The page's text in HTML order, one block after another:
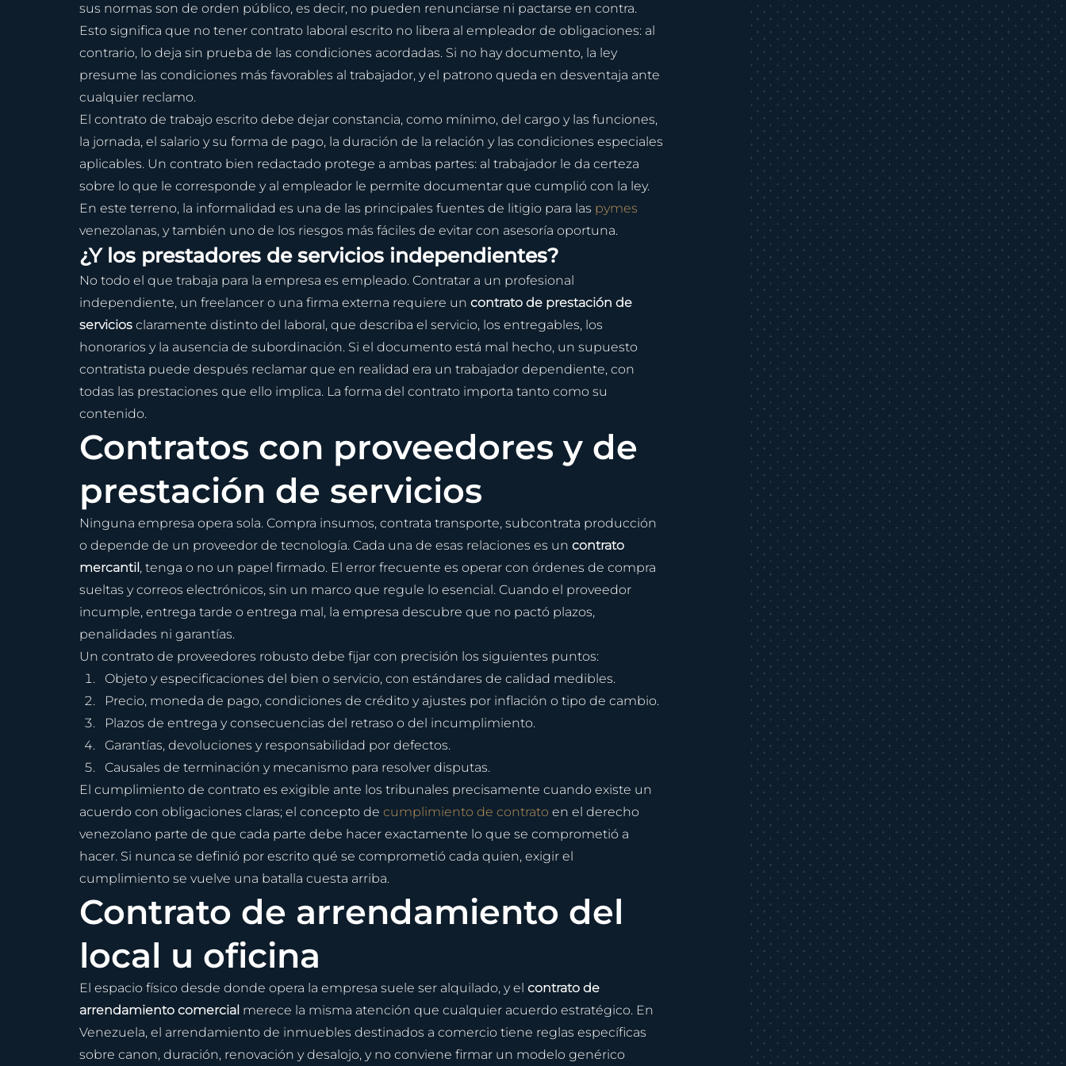
sus normas son de orden público, es decir, no pueden renunciarse ni pactarse en contra.
Esto significa que no tener contrato laboral escrito no libera al empleador de obligaciones: al
contrario, lo deja sin prueba de las condiciones acordadas. Si no hay documento, la ley
presume las condiciones más favorables al trabajador, y el patrono queda en desventaja ante
cualquier reclamo.
El contrato de trabajo escrito debe dejar constancia, como mínimo, del cargo y las funciones,
la jornada, el salario y su forma de pago, la duración de la relación y las condiciones especiales
aplicables. Un contrato bien redactado protege a ambas partes: al trabajador le da certeza
sobre lo que le corresponde y al empleador le permite documentar que cumplió con la ley.
En este terreno, la informalidad es una de las principales fuentes de litigio para las pymes
venezolanas, y también uno de los riesgos más fáciles de evitar con asesoría oportuna.
¿Y los prestadores de servicios independientes?
No todo el que trabaja para la empresa es empleado. Contratar a un profesional
independiente, un freelancer o una firma externa requiere un contrato de prestación de
servicios claramente distinto del laboral, que describa el servicio, los entregables, los
honorarios y la ausencia de subordinación. Si el documento está mal hecho, un supuesto
contratista puede después reclamar que en realidad era un trabajador dependiente, con
todas las prestaciones que ello implica. La forma del contrato importa tanto como su
contenido.
Contratos con proveedores y de
prestación de servicios
Ninguna empresa opera sola. Compra insumos, contrata transporte, subcontrata producción
o depende de un proveedor de tecnología. Cada una de esas relaciones es un contrato
mercantil, tenga o no un papel firmado. El error frecuente es operar con órdenes de compra
sueltas y correos electrónicos, sin un marco que regule lo esencial. Cuando el proveedor
incumple, entrega tarde o entrega mal, la empresa descubre que no pactó plazos,
penalidades ni garantías.
Un contrato de proveedores robusto debe fijar con precisión los siguientes puntos:
Objeto y especificaciones del bien o servicio, con estándares de calidad medibles.
Precio, moneda de pago, condiciones de crédito y ajustes por inflación o tipo de cambio.
Plazos de entrega y consecuencias del retraso o del incumplimiento.
Garantías, devoluciones y responsabilidad por defectos.
Causales de terminación y mecanismo para resolver disputas.
El cumplimiento de contrato es exigible ante los tribunales precisamente cuando existe un
acuerdo con obligaciones claras; el concepto de cumplimiento de contrato en el derecho
venezolano parte de que cada parte debe hacer exactamente lo que se comprometió a
hacer. Si nunca se definió por escrito qué se comprometió cada quien, exigir el
cumplimiento se vuelve una batalla cuesta arriba.
Contrato de arrendamiento del
local u oficina
El espacio físico desde donde opera la empresa suele ser alquilado, y el contrato de
arrendamiento comercial merece la misma atención que cualquier acuerdo estratégico. En
Venezuela, el arrendamiento de inmuebles destinados a comercio tiene reglas específicas
sobre canon, duración, renovación y desalojo, y no conviene firmar un modelo genérico